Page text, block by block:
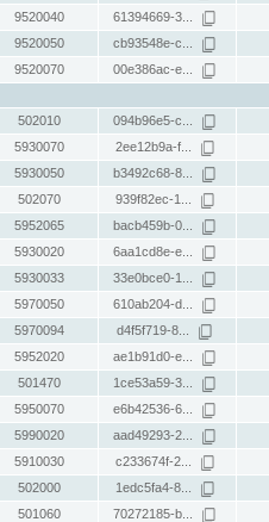
9520040 61394669-3...
9520050 cb93548e-c...
9520070 00e386ac-e...
502010 094b96e5-c...
5930070 2ee12b9a-f...
5930050 b3492c68-8...
502070 939f82ec-1...
5952065 bacb459b-0...
5930020 6aa1cd8e-e...
5930033 33e0bce0-1...
5970050 610ab204-d...
5970094 d4f5f719-8...
5952020 ae1b91d0-e...
501470 1ce53a59-3...
5950070 e6b42536-6...
5990020 aad49293-2...
5910030 c233674f-2...
502000 1edc5fa4-8...
501060 70272185-b...